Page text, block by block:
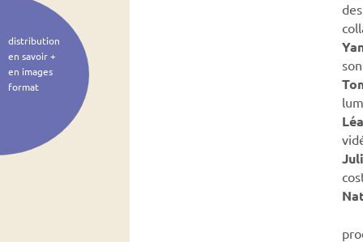
distribution
en savoir +
en images
format
des